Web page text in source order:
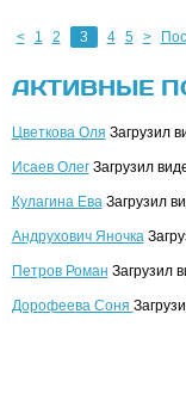
< 1 2 3 4 5 >
АКТИВНЫЕ
Цветкова Оля Загрузил
Исаев ОлегЗагрузил
Кулагина ЕваЗагрузил
Андрухович Яночка
Петров Роман Загрузил
Дорофеева Соня